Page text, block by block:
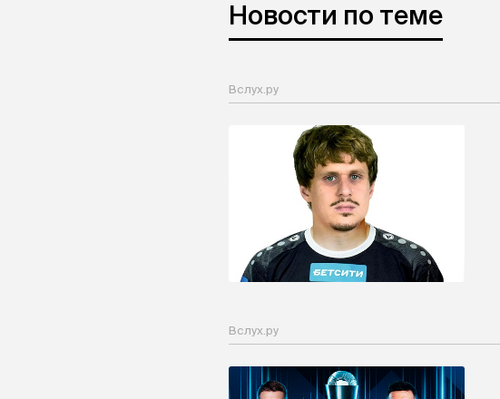
Новости по теме
Вслух.ру
Вслух.ру